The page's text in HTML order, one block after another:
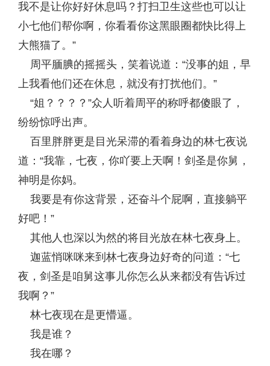
我不是让你好好休息吗？打扫卫生这些也可以让
小七他们帮你啊，你看看你这黑眼圈都快比得上
大熊猫了。”
周平腼腆的摇摇头，笑着说道：“没事的姐，早
上我看他们还在休息，就没有打扰他们。”
“姐？？？？”众人听着周平的称呼都傻眼了，
纷纷惊呼出声。
百里胖胖更是目光呆滞的看着身边的林七夜说
道：“我靠，七夜，你吖要上天啊！剑圣是你舅，
神明是你妈。
我要是有你这背景，还奋斗个屁啊，直接躺平
好吧！”
其他人也深以为然的将目光放在林七夜身上。
迦蓝悄咪咪来到林七夜身边好奇的问道：“七
夜，剑圣是咱舅这事儿你怎么从来都没有告诉过
我啊？”
林七夜现在是更懵逼。
我是谁？
我在哪？